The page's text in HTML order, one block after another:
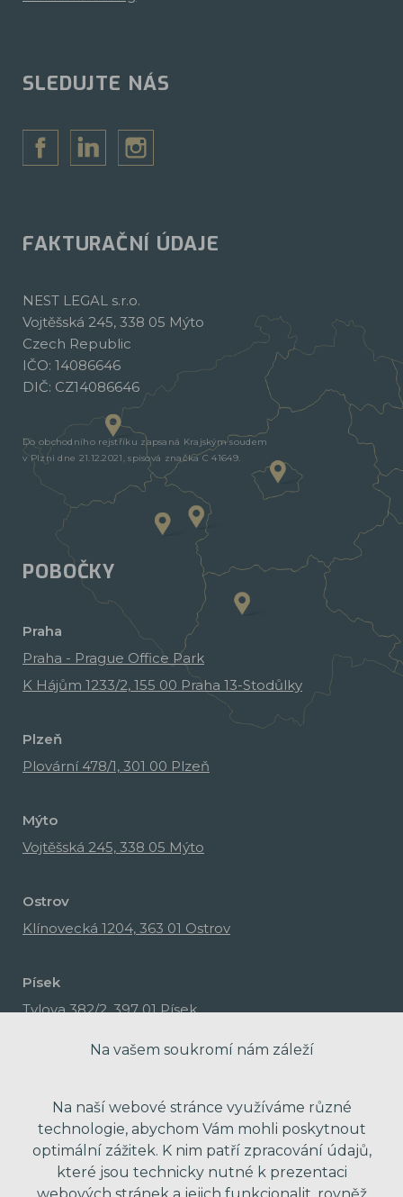
SLEDUJTE NÁS
FAKTURAČNÍ ÚDAJE
NEST LEGAL s.r.o.
Vojtěšská 245, 338 05 Mýto
Czech Republic
IČO: 14086646
DIČ: CZ14086646
Do obchodního rejstříku zapsaná Krajským soudem
v Plzni dne 21.12.2021, spisová značka C 41649.
POBOČKY
Praha
Praha - Prague Office Park
K Hájům 1233/2, 155 00 Praha 13-Stodůlky
Plzeň
Plovární 478/1, 301 00 Plzeň
Mýto
Vojtěšská 245, 338 05 Mýto
Ostrov
Klínovecká 1204, 363 01 Ostrov
Písek
Tylova 382/2, 397 01 Písek
Na vašem soukromí nám záleží
Na naší webové stránce využíváme různé
technologie, abychom Vám mohli poskytnout
optimální zážitek. K nim patří zpracování údajů,
které jsou technicky nutné k prezentaci